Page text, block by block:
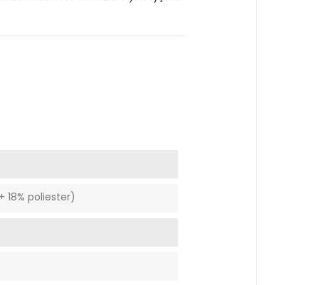
18% poliester)